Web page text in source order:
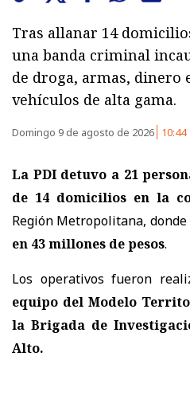
Tras allanar 14
una banda criminal
de droga, armas, dinero
vehículos de alta gama.
Domingo 9 de agosto de 2026 10:44
La PDI detuvo a 21
de 14 domicilios en la
Región Metropolitana,
en 43 millones de pesos.
Los operativos fueron
equipo del Modelo
la Brigada de
Alto.